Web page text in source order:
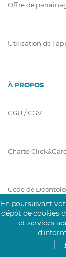
Offre de
Utilisation de
À PROPOS
CGU / GGV
Charte
Code de
Mentions Légales
En poursuivant
dépôt de cookies
et services